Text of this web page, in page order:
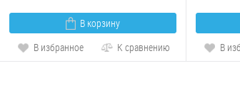
В корзину
В избранное
К сравнению
В